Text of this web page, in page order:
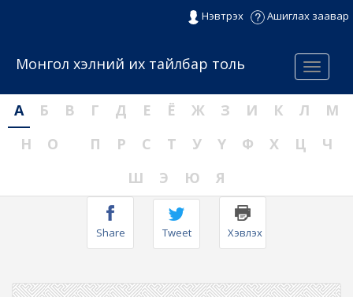
Нэвтрэх Ашиглах заавар
Menu
Монгол хэлний их тайлбар толь
А Б В Г Д Е Ё Ж З И К Л
М
Н
О П Р С Т У Ү Ф Х Ц
Ч
Ш
Э Ю Я
Share Tweet Хэвлэх